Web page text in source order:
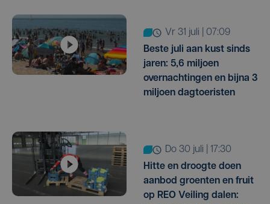
vr 31 juli | 07:09
Beste juli aan kust sinds
jaren: 5,6 miljoen
overnachtingen en bijna 3
miljoen dagtoeristen
do 30 juli | 17:30
Hitte en droogte doen
aanbod groenten en fruit
op REO Veiling dalen: